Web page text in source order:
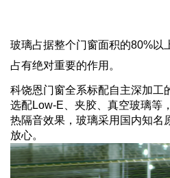
玻璃占据整个门窗面积的80%以
占有绝对重要的作用。
科饶恩门窗全系标配自主深加工
选配Low-E、夹胶、真空玻璃等
热隔音效果，玻璃采用国内知名
放心。